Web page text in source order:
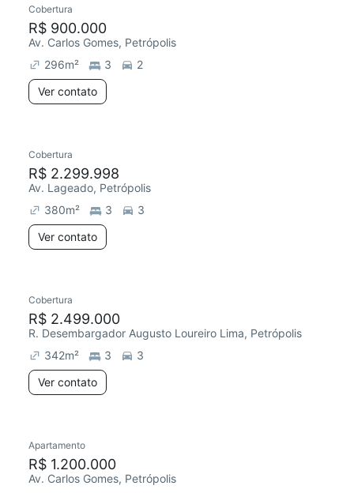
Cobertura
R$ 900.000
Av. Carlos Gomes, Petrópolis
296m² 3
2
Ver contato
Redecorar
Cobertura
R$ 2.299.998
Av. Lageado, Petrópolis
380m² 3
3
Ver contato
Redecorar
Cobertura
R$ 2.499.000
R. Desembargador Augusto Loureiro Lima, Petrópolis
342m² 3
3
Ver contato
Apartamento
R$ 1.200.000
Av. Carlos Gomes, Petrópolis